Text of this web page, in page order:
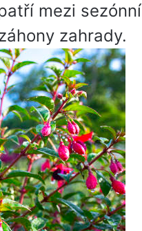
mezi sezónní
zahrady.